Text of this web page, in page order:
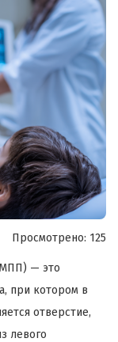
Просмотрено: 125
— это
при котором в
отверстие,
левого